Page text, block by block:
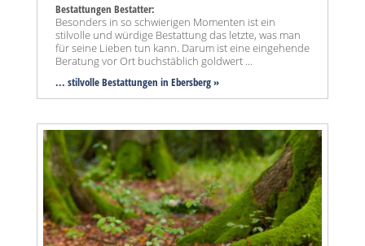
Bestattungen Bestatter:
Besonders in so schwierigen Momenten ist ein
stilvolle und würdige Bestattung das letzte, was man
für seine Lieben tun kann. Darum ist eine eingehende
Beratung vor Ort buchstäblich goldwert ...
... stilvolle Bestattungen in Ebersberg »